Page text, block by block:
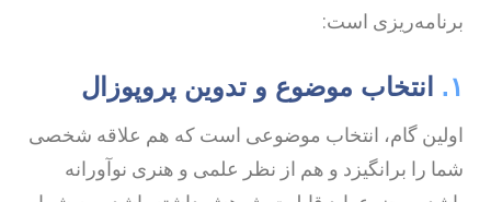
است:
انتخاب موضوع و تدوین پروپوزال
گام، انتخاب موضوعی است که هم علاقه شخصی
را برانگیزد و هم از نظر علمی و هنری نوآورانه